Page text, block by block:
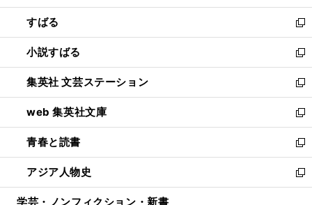
開
く
ウ
で
開
く
ン
ド
ウ
で
開
く
すばる
新
し
い
ウ
ィ
ン
ド
ウ
で
開
く
小説すばる
新
し
い
ウ
ィ
ン
ド
ウ
で
開
集英社 文芸ステーション
新
し
い
ウ
ィ
ン
ド
ウ
web 集英社文庫
新
し
い
ウ
ィ
ン
青春と読書
新
し
い
ウ
アジア人物史
新
し
学芸・ノンフィクション・新書